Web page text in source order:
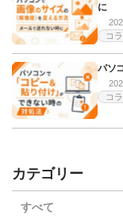
に
コ
パソ
コ
カテゴリー
すべて